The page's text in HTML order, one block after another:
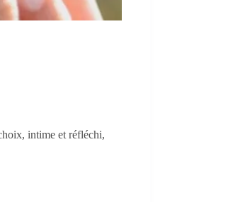
intime et réfléchi,